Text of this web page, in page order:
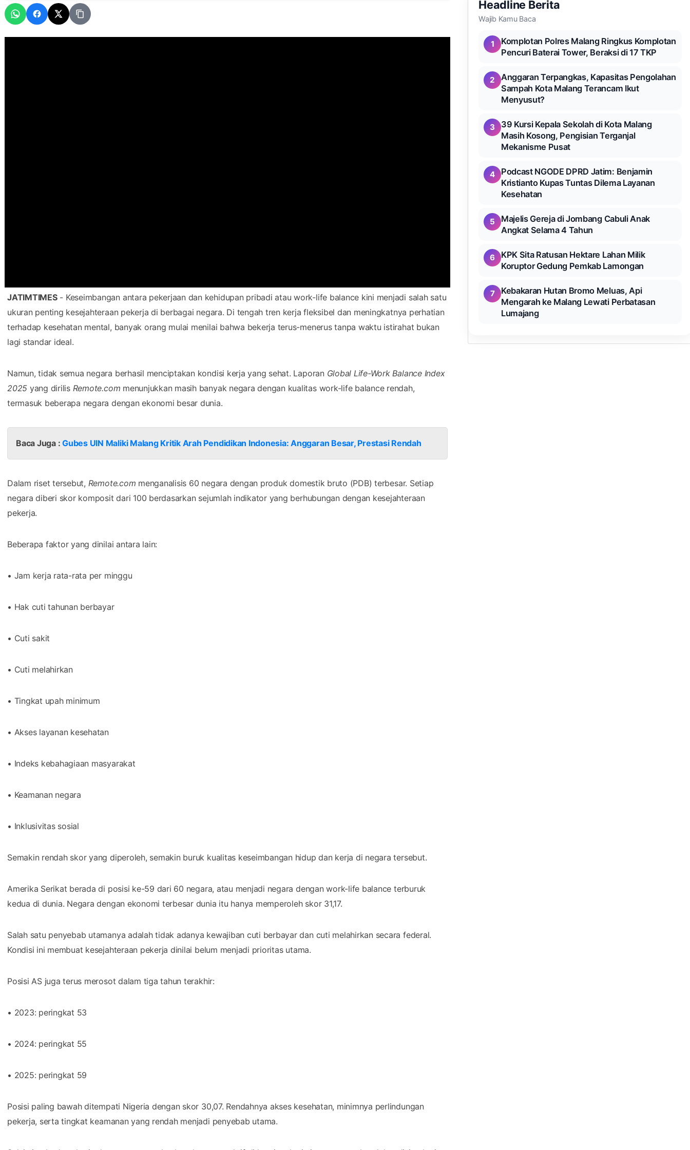
JATIMTIMES- Keseimbangan antara pekerjaan dan kehidupan pribadi atau work-life balance kini menjadi salah satu
ukuran penting kesejahteraan pekerja di berbagai negara. Di tengah tren kerja fleksibel dan meningkatnya perhatian
terhadap kesehatan mental, banyak orang mulai menilai bahwa bekerja terus-menerus tanpa waktu istirahat bukan
lagi standar ideal.
Namun, tidak semua negara berhasil menciptakan kondisi kerja yang sehat. Laporan Global Life-Work Balance Index
2025 yang dirilis Remote.com menunjukkan masih banyak negara dengan kualitas work-life balance rendah,
termasuk beberapa negara dengan ekonomi besar dunia.
Baca Juga :Gubes UIN Maliki Malang Kritik Arah Pendidikan Indonesia: Anggaran Besar, Prestasi Rendah
Dalam riset tersebut, Remote.com menganalisis 60 negara dengan produk domestik bruto (PDB) terbesar. Setiap
negara diberi skor komposit dari 100 berdasarkan sejumlah indikator yang berhubungan dengan kesejahteraan
pekerja.
Beberapa faktor yang dinilai antara lain:
• Jam kerja rata-rata per minggu
• Hak cuti tahunan berbayar
• Cuti sakit
• Cuti melahirkan
• Tingkat upah minimum
• Akses layanan kesehatan
• Indeks kebahagiaan masyarakat
• Keamanan negara
• Inklusivitas sosial
Semakin rendah skor yang diperoleh, semakin buruk kualitas keseimbangan hidup dan kerja di negara tersebut.
Amerika Serikat berada di posisi ke-59 dari 60 negara, atau menjadi negara dengan work-life balance terburuk
kedua di dunia. Negara dengan ekonomi terbesar dunia itu hanya memperoleh skor 31,17.
Salah satu penyebab utamanya adalah tidak adanya kewajiban cuti berbayar dan cuti melahirkan secara federal.
Kondisi ini membuat kesejahteraan pekerja dinilai belum menjadi prioritas utama.
Posisi AS juga terus merosot dalam tiga tahun terakhir:
• 2023: peringkat 53
• 2024: peringkat 55
• 2025: peringkat 59
Posisi paling bawah ditempati Nigeria dengan skor 30,07. Rendahnya akses kesehatan, minimnya perlindungan
pekerja, serta tingkat keamanan yang rendah menjadi penyebab utama.
Headline Berita
Wajib Kamu Baca
1
Komplotan Polres Malang Ringkus Komplotan
Pencuri Baterai Tower, Beraksi di 17 TKP
2
Anggaran Terpangkas, Kapasitas Pengolahan
Sampah Kota Malang Terancam Ikut
Menyusut?
3
39 Kursi Kepala Sekolah di Kota Malang
Masih Kosong, Pengisian Terganjal
Mekanisme Pusat
4
Podcast NGODE DPRD Jatim: Benjamin
Kristianto Kupas Tuntas Dilema Layanan
Kesehatan
5
Majelis Gereja di Jombang Cabuli Anak
Angkat Selama 4 Tahun
6
KPK Sita Ratusan Hektare Lahan Milik
Koruptor Gedung Pemkab Lamongan
7
Kebakaran Hutan Bromo Meluas, Api
Mengarah ke Malang Lewati Perbatasan
Lumajang